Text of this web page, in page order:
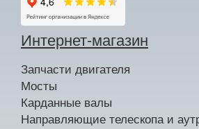
Интернет-магазин
Запчасти двигателя
Мосты
Карданные валы
Направляющие телескопа и